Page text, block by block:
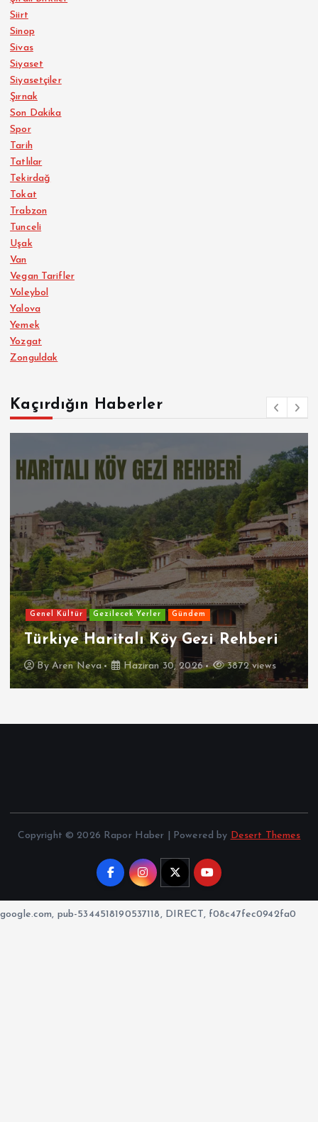
Siirt
Sinop
Sivas
Siyaset
Siyasetçiler
Şırnak
Son Dakika
Spor
Tarih
Tatlılar
Tekirdağ
Tokat
Trabzon
Tunceli
Uşak
Van
Vegan Tarifler
Voleybol
Yalova
Yemek
Yozgat
Zonguldak
Kaçırdığın Haberler
Genel Kültür Gezilecek Yerler Gündem
Türkiye Haritalı Köy Gezi Rehberi
ByAren Neva Haziran 30, 2026 3872 views
Copyright © 2026 Rapor Haber | Powered by Desert Themes
google.com, pub-5344518190537118, DIRECT, f08c47fec0942fa0